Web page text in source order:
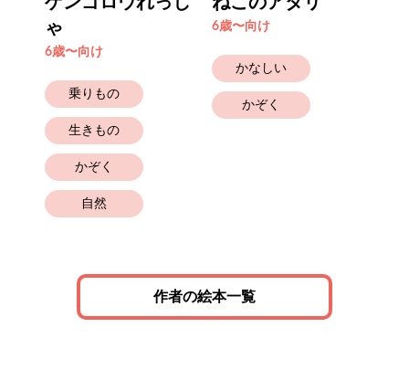
ゃ
6歳〜向け
乗りもの
生きもの
かぞく
自然
6歳〜向け
かなしい
かぞく
作者の絵本一覧